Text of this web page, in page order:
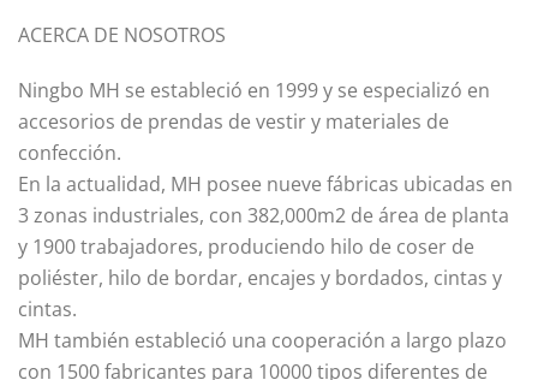
ACERCA DE NOSOTROS
Ningbo MH se estableció en 1999 y se especializó en
accesorios de prendas de vestir y materiales de
confección.
En la actualidad, MH posee nueve fábricas ubicadas en
3 zonas industriales, con 382,000m2 de área de planta
y 1900 trabajadores, produciendo hilo de coser de
poliéster, hilo de bordar, encajes y bordados, cintas y
cintas.
MH también estableció una cooperación a largo plazo
con 1500 fabricantes para 10000 tipos diferentes de